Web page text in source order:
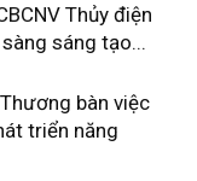
Thủy điện
sáng tạo...
bàn việc
triển năng